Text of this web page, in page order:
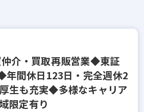
仲介・買取再販営業◆東証
年間休日123日・完全週休2
生も充実◆多様なキャリア
限定有り